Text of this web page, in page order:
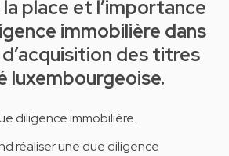
immobilière dans
des titres
luxembourgeoise.
diligence immobilière.
réaliser une due diligence